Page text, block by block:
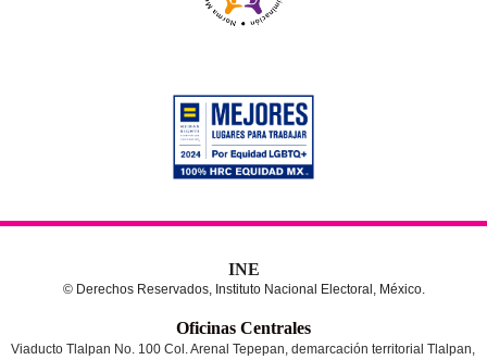
INE
© Derechos Reservados, Instituto Nacional Electoral, México.
Oficinas Centrales
Viaducto Tlalpan No. 100 Col. Arenal Tepepan, demarcación territorial Tlalpan,